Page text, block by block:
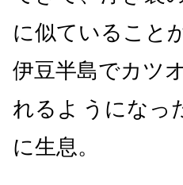
に似ていること
伊豆半島でカツ
れるよ うになっ
に生息。